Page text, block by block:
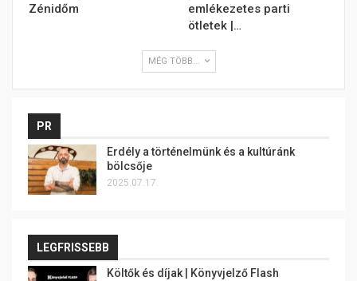
Zénidőm
emlékezetes parti
ötletek |…
MÉG TÖBB...
PR
Erdély a történelmünk és a kultúránk
bölcsője
2025.07.17.
LEGFRISSEBB
Költők és díjak | Könyvjelző Flash